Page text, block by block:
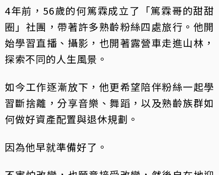
4年前，56歲的何篤霖成立了「篤霖哥的甜甜
圈」社團，帶著許多熟齡粉絲四處旅行。他開
始學習直播、攝影，也開著露營車走進山林，
探索不同的人生風景。
如今工作逐漸放下，他更希望陪伴粉絲一起學
習斷捨離，分享音樂、舞蹈，以及熟齡族群如
何做好資產配置與退休規劃。
因為他早就準備好了。